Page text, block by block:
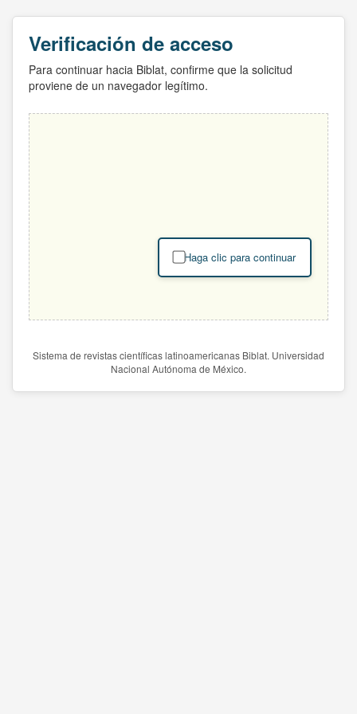
Verificación de acceso
Para continuar hacia Biblat, confirme que la solicitud
proviene de un navegador legítimo.
Haga clic para continuar
Sistema de revistas científicas latinoamericanas Biblat. Universidad
Nacional Autónoma de México.